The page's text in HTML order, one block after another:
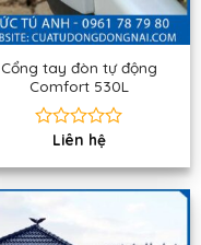
Cổng tay đòn tự động
Comfort 530L
Được
hạng
0
sao
Liên hệ